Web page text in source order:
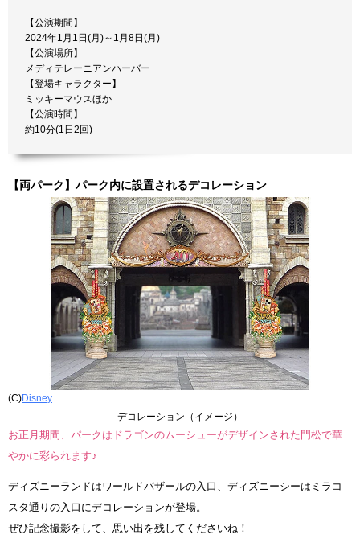
【公演期間】
2024年1月1日(月)～1月8日(月)
【公演場所】
メディテレーニアンハーバー
【登場キャラクター】
ミッキーマウスほか
【公演時間】
約10分(1日2回)
【両パーク】パーク内に設置されるデコレーション
(C)Disney
デコレーション（イメージ）
お正月期間、パークはドラゴンのムーシューがデザインされた門松で華
やかに彩られます♪
ディズニーランドはワールドバザールの入口、ディズニーシーはミラコ
スタ通りの入口にデコレーションが登場。
ぜひ記念撮影をして、思い出を残してくださいね！